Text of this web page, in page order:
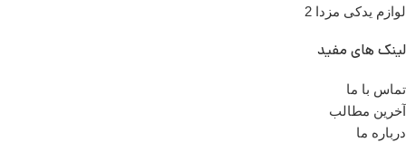
لوازم یدکی مزدا 323
تماس با ما
آخرین مطالب